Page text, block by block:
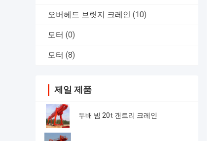
오버헤드 브릿지 크레인 (10)
모터 (0)
모터 (8)
제일 제품
두배 빔 20t 갠트리 크레인